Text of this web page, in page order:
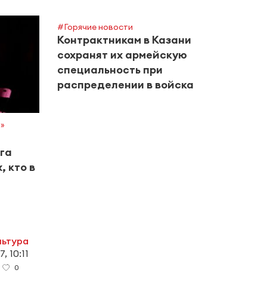
кто в
#Горячие новости
Контрактникам в Казани
сохранят их армейскую
специальность при
распределении в войска
10:11
0